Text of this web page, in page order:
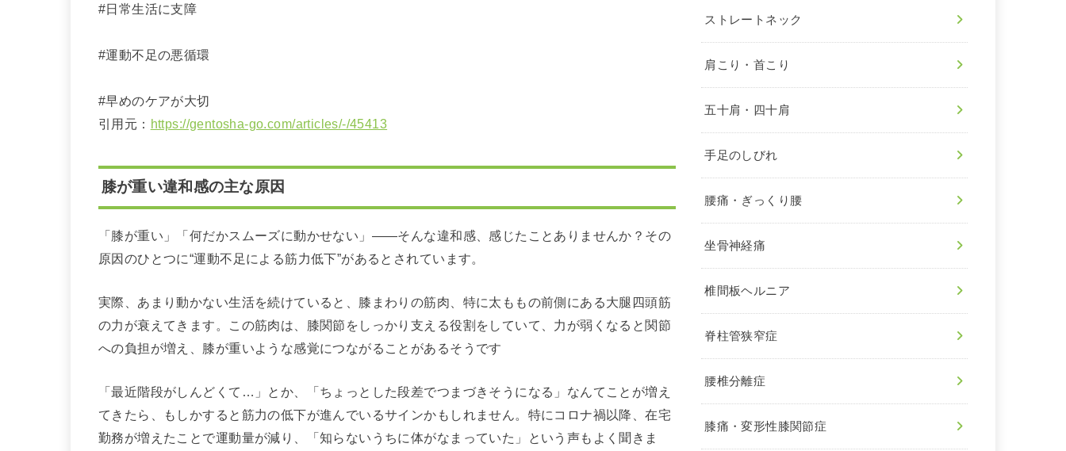
#日常生活に支障
#運動不足の悪循環
#早めのケアが大切
引用元： https://gentosha-go.com/articles/-/45413
膝が重い違和感の主な原因
「膝が重い」「何だかスムーズに動かせない」――そんな違和感、感じたことありませんか？その
原因のひとつに“運動不足による筋力低下”があるとされています。
実際、あまり動かない生活を続けていると、膝まわりの筋肉、特に太ももの前側にある大腿四頭筋
の力が衰えてきます。この筋肉は、膝関節をしっかり支える役割をしていて、力が弱くなると関節
への負担が増え、膝が重いような感覚につながることがあるそうです
「最近階段がしんどくて…」とか、「ちょっとした段差でつまづきそうになる」なんてことが増え
てきたら、もしかすると筋力の低下が進んでいるサインかもしれません。特にコロナ禍以降、在宅
勤務が増えたことで運動量が減り、「知らないうちに体がなまっていた」という声もよく聞きま
ストレートネック
肩こり・首こり
五十肩・四十肩
手足のしびれ
腰痛・ぎっくり腰
坐骨神経痛
椎間板ヘルニア
脊柱管狭窄症
腰椎分離症
膝痛・変形性膝関節症